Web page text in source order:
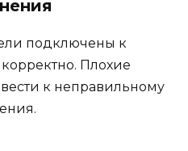
подключены к
Плохие
к неправильному